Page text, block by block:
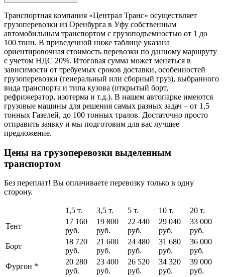
Транспортная компания «Централ Транс» осуществляет
грузоперевозки из Оренбурга в Уфу собственным
автомобильным транспортом с грузоподъемностью от 1 до
100 тонн. В приведенной ниже таблице указана
ориентировочная стоимость перевозки по данному маршруту
с учетом НДС 20%. Итоговая сумма может меняться в
зависимости от требуемых сроков доставки, особенностей
грузоперевозки (генеральный или сборный груз), выбранного
вида транспорта и типа кузова (открытый борт,
рефрижератор, изотерма и т.д.). В нашем автопарке имеются
грузовые машины для решения самых разных задач – от 1,5
тонных Газелей, до 100 тонных тралов. Достаточно просто
отправить заявку и мы подготовим для вас лучшее
предложение.
Цены на грузоперевозки выделенным
транспортом
Без переплат! Вы оплачиваете перевозку только в одну
сторону.
1,5 т. 3,5 т. 5 т. 10 т.
20 т.
Тент
17 160
руб.
19 800
руб.
22 440
руб.
29 040
руб.
33 000
руб.
Борт
18 720
руб.
21 600
руб.
24 480
руб.
31 680
руб.
36 000
руб.
Фургон *
20 280
руб.
23 400
руб.
26 520
руб.
34 320
руб.
39 000
руб.